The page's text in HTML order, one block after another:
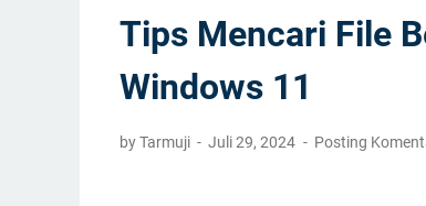
Tips Mencari File
Windows 11
by Tarmuji Juli 29, 2024 Posting